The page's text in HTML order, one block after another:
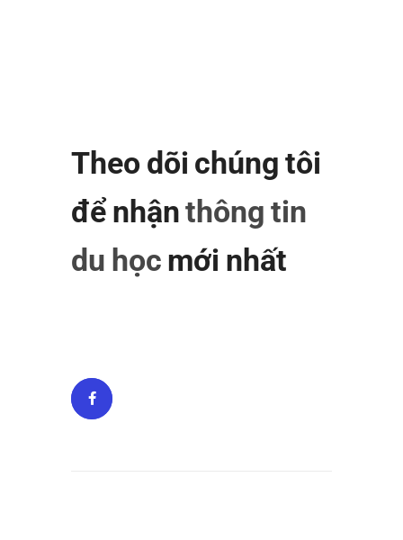
Theo dõi chúng tôi
để nhậnthông tin
du học mới nhất